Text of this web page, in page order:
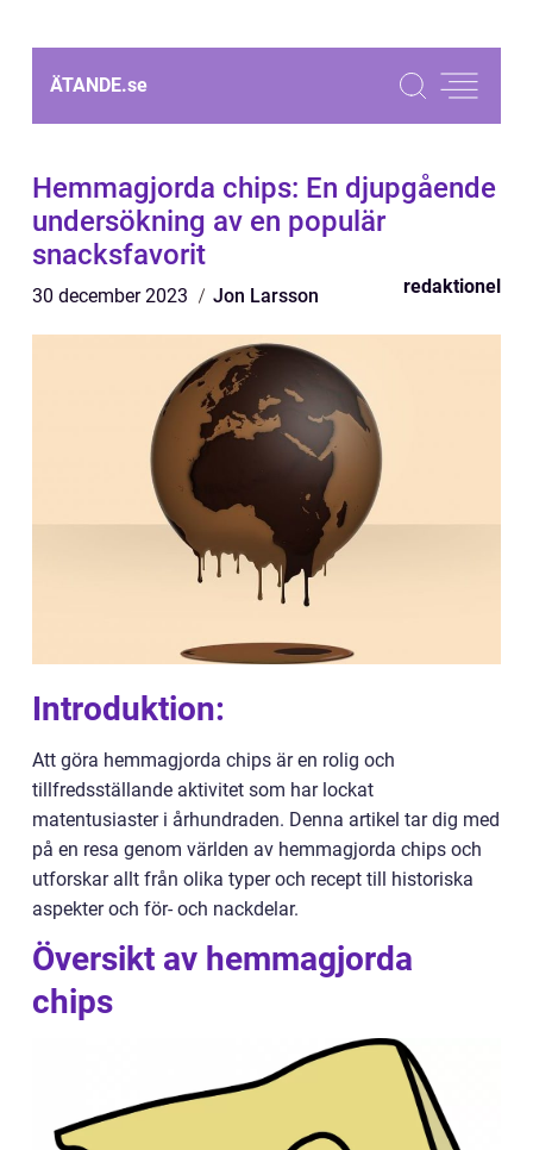
ÄTANDE.se
Hemmagjorda chips: En djupgående
undersökning av en populär
snacksfavorit
30 december 2023 Jon Larsson redaktionel
Introduktion:
Att göra hemmagjorda chips är en rolig och
tillfredsställande aktivitet som har lockat
matentusiaster i århundraden. Denna artikel tar dig med
på en resa genom världen av hemmagjorda chips och
utforskar allt från olika typer och recept till historiska
aspekter och för- och nackdelar.
Översikt av hemmagjorda
chips